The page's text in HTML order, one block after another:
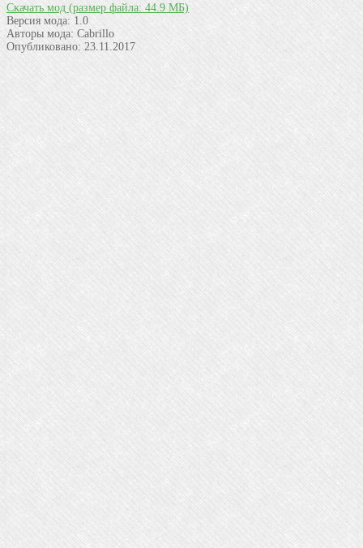
Скачать мод (размер файла: 44.9 МБ)
Версия мода: 1.0
Авторы мода: Cabrillo
Опубликовано: 23.11.2017